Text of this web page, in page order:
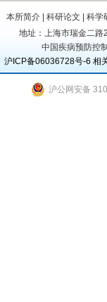
本所简介 科研论文
科学
地址：上海市瑞金二
中国疾病预防控
沪ICP备06036728号-6 相
沪公网安备